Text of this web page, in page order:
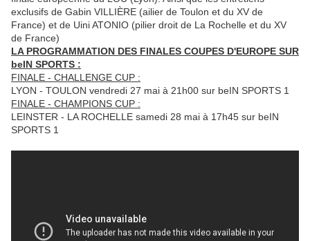
exclusifs de Gabin VILLIÈRE (ailier de Toulon et du XV de
France) et de Uini ATONIO (pilier droit de La Rochelle et du XV
de France)
LA PROGRAMMATION DES FINALES COUPES D'EUROPE SUR
beIN SPORTS :
FINALE - CHALLENGE CUP :
LYON - TOULON vendredi 27 mai à 21h00 sur beIN SPORTS 1
FINALE - CHAMPIONS CUP :
LEINSTER - LA ROCHELLE samedi 28 mai à 17h45 sur beIN
SPORTS 1